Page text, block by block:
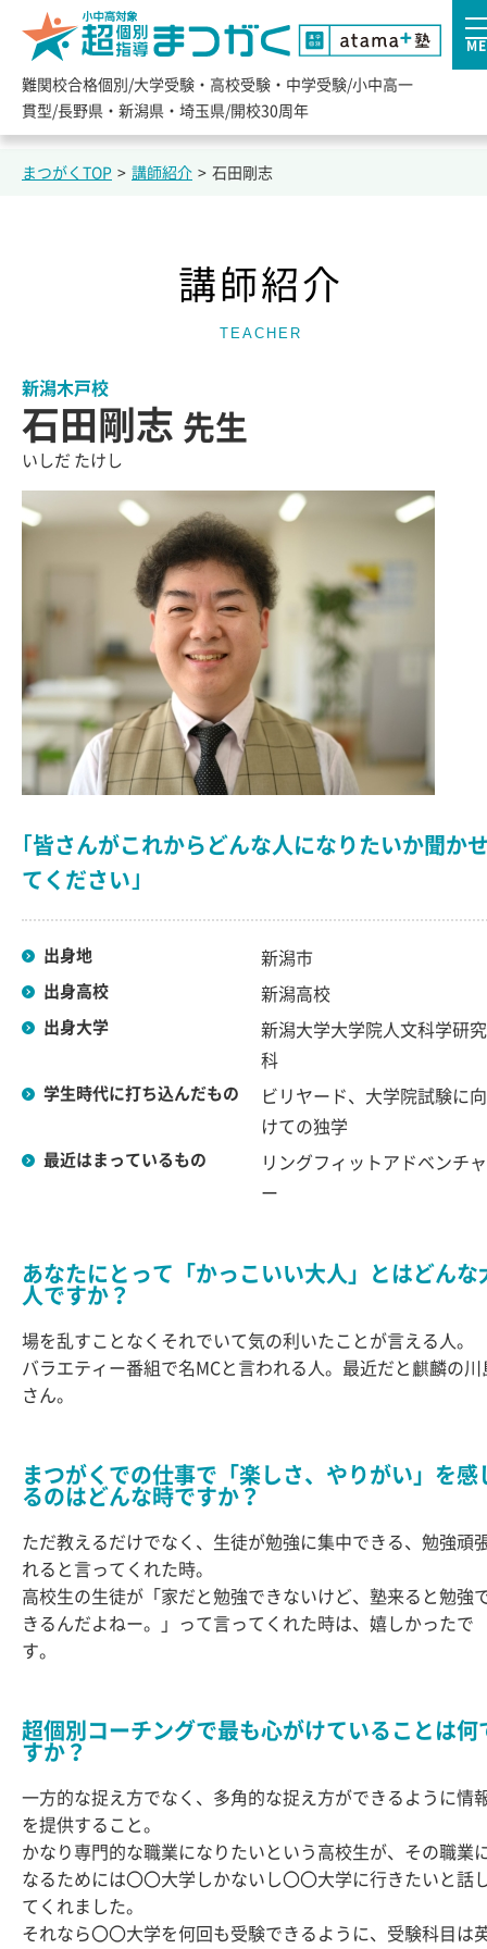
難関校合格個別/大学受験・高校受験・中学受験/小中高一
貫型/長野県・新潟県・埼玉県/開校30周年
まつがくTOP > 講師紹介 > 石田剛志
講師紹介
TEACHER
新潟木戸校
石田剛志 先生
いしだ たけし
｢皆さんがこれからどんな人になりたいか聞か
てください｣
出身地 新潟市
出身高校 新潟高校
出身大学
新潟大学大学院人文科学研究
科
学生時代に打ち込んだもの
ビリヤード、大学院試験に向
けての独学
最近はまっているもの
リングフィットアドベンチャ
ー
あなたにとって「かっこいい大人」とはどんな
人ですか？
場を乱すことなくそれでいて気の利いたことが言える人。
バラエティー番組で名MCと言われる人。最近だと麒麟の川
さん。
まつがくでの仕事で「楽しさ、やりがい」を感
るのはどんな時ですか？
ただ教えるだけでなく、生徒が勉強に集中できる、勉強頑
れると言ってくれた時。
高校生の生徒が「家だと勉強できないけど、塾来ると勉強
きるんだよねー。」って言ってくれた時は、嬉しかったで
す。
超個別コーチングで最も心がけていることは何
すか？
一方的な捉え方でなく、多角的な捉え方ができるように情
を提供すること。
かなり専門的な職業になりたいという高校生が、その職業
なるためには〇〇大学しかないし〇〇大学に行きたいと話
てくれました。
それなら〇〇大学を何回も受験できるように、受験科目は